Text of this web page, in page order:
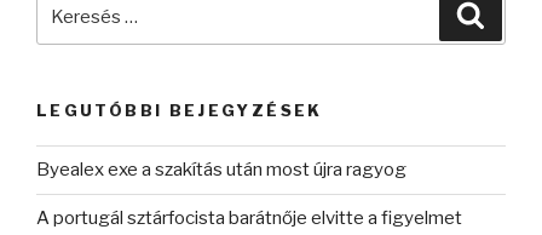
LEGUTÓBBI BEJEGYZÉSEK
Byealex exe a szakítás után most újra ragyog
A portugál sztárfocista barátnője elvitte a figyelmet